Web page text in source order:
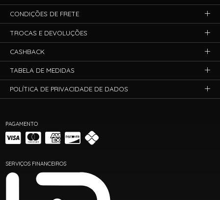
PAGAMENTO
SERVIÇOS FINANCEIROS
CONDIÇÕES DE FRETE
TROCAS E DEVOLUÇÕES
CASHBACK
TABELA DE MEDIDAS
POLÍTICA DE PRIVACIDADE DE DADOS